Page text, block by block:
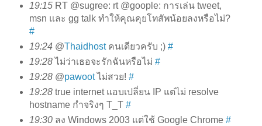
19:15RT @sugree: rt @goople: การเล่น tweet,
msn และ gg talk ทำให้คุณคุยโทสัพน้อยลงหรือไม่?
#
19:24@Thaidhostคนเดียวครับ ;) #
19:28ไม่ว่าเธอจะรักฉันหรือไม่ #
19:28@pawootไม่สวย! #
19:28true internet แอบเปลี่ยน IP แต่ไม่ resolve
hostname กำจริงๆ T_T #
19:30ลง Windows 2003 แต่ใช้ Google Chrome #